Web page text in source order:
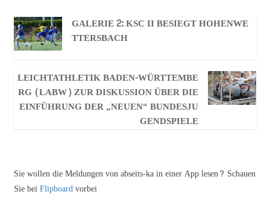
GALERIE 2: KSC II BESIEGT HOHENWE
TTERSBACH
LEICHTATHLETIK BADEN-WÜRTTEMBE
RG (LABW) ZUR DISKUSSION ÜBER DIE
EINFÜHRUNG DER „NEUEN“ BUNDESJU
GENDSPIELE
Sie wollen die Meldungen von abseits-ka in einer App lesen? Schauen
Sie beiFlipboardvorbei